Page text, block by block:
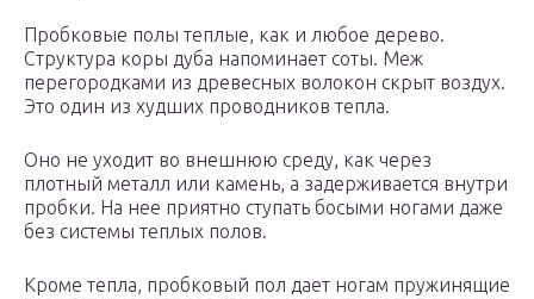
Пробковые полы теплые, как и любое дерево.
Структура коры дуба напоминает соты. Меж
перегородками из древесных волокон скрыт воздух.
Это один из худших проводников тепла.
Оно не уходит во внешнюю среду, как через
плотный металл или камень, а задерживается внутри
пробки. На нее приятно ступать босыми ногами даже
без системы теплых полов.
Кроме тепла, пробковый пол дает ногам пружинящие